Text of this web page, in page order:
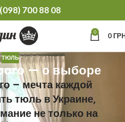
700 88 08
0 0
ТЮЛЬ
— о выборе
– мечта каждой
тюль в Украине,
не только на